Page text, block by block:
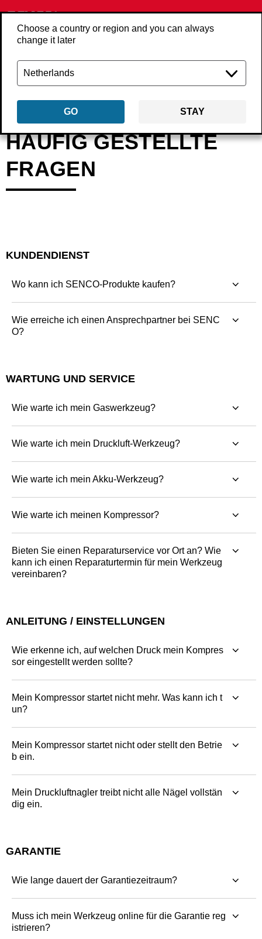
Choose a country or region and you can always
change it later
GO STAY
Zurück haufig-gestellte-fragen
HÄUFIG GESTELLTE
FRAGEN
KUNDENDIENST
Wo kann ich SENCO-Produkte kaufen?
Wie erreiche ich einen Ansprechpartner bei SENC
O?
WARTUNG UND SERVICE
Wie warte ich mein Gaswerkzeug?
Wie warte ich mein Druckluft-Werkzeug?
Wie warte ich mein Akku-Werkzeug?
Wie warte ich meinen Kompressor?
Bieten Sie einen Reparaturservice vor Ort an? Wie
kann ich einen Reparaturtermin für mein Werkzeug
vereinbaren?
ANLEITUNG / EINSTELLUNGEN
Wie erkenne ich, auf welchen Druck mein Kompres
sor eingestellt werden sollte?
Mein Kompressor startet nicht mehr. Was kann ich t
un?
Mein Kompressor startet nicht oder stellt den Betrie
b ein.
Mein Druckluftnagler treibt nicht alle Nägel vollstän
dig ein.
GARANTIE
Wie lange dauert der Garantiezeitraum?
Muss ich mein Werkzeug online für die Garantie reg
istrieren?